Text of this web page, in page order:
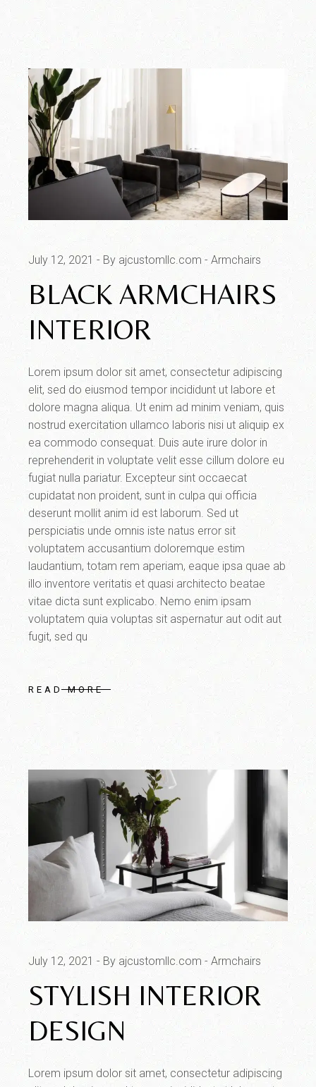
July 12, 2021 By ajcustomllc.com Armchairs
BLACK ARMCHAIRS
INTERIOR
Lorem ipsum dolor sit amet, consectetur adipiscing
elit, sed do eiusmod tempor incididunt ut labore et
dolore magna aliqua. Ut enim ad minim veniam, quis
nostrud exercitation ullamco laboris nisi ut aliquip ex
ea commodo consequat. Duis aute irure dolor in
reprehenderit in voluptate velit esse cillum dolore eu
fugiat nulla pariatur. Excepteur sint occaecat
cupidatat non proident, sunt in culpa qui officia
deserunt mollit anim id est laborum. Sed ut
perspiciatis unde omnis iste natus error sit
voluptatem accusantium doloremque estim
laudantium, totam rem aperiam, eaque ipsa quae ab
illo inventore veritatis et quasi architecto beatae
vitae dicta sunt explicabo. Nemo enim ipsam
voluptatem quia voluptas sit aspernatur aut odit aut
fugit, sed qu
READ MORE
July 12, 2021 By ajcustomllc.com Armchairs
STYLISH INTERIOR
DESIGN
Lorem ipsum dolor sit amet, consectetur adipiscing